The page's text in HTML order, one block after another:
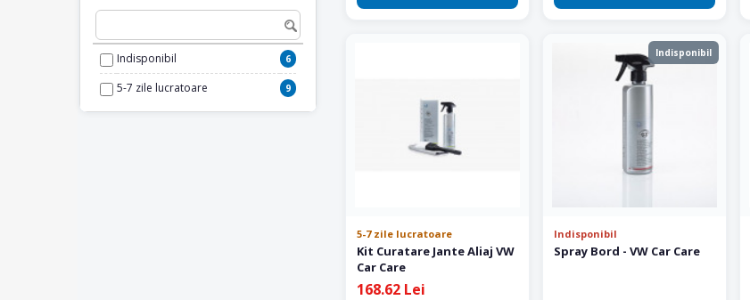
Indisponibil 6
5-7 zile lucratoare 9
5-7 zile lucratoare
Kit Curatare Jante Aliaj VW
Car Care
168.62 Lei
Indisponibil
Indisponibil
Spray Bord - VW Car Care